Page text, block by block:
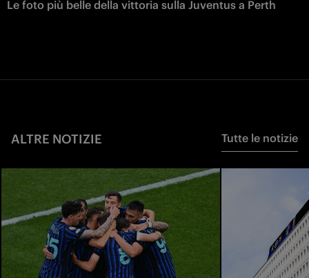
Le foto più belle della vittoria sulla Juventus a Perth
ALTRE NOTIZIE Tutte le notizie